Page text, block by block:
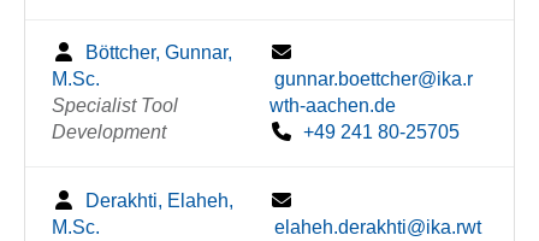
Böttcher, Gunnar,
M.Sc.
Specialist Tool
Development
gunnar.boettcher@ika.r
wth-aachen.de
+49 241 80-25705
Derakhti, Elaheh,
M.Sc.
elaheh.derakhti@ika.rwt